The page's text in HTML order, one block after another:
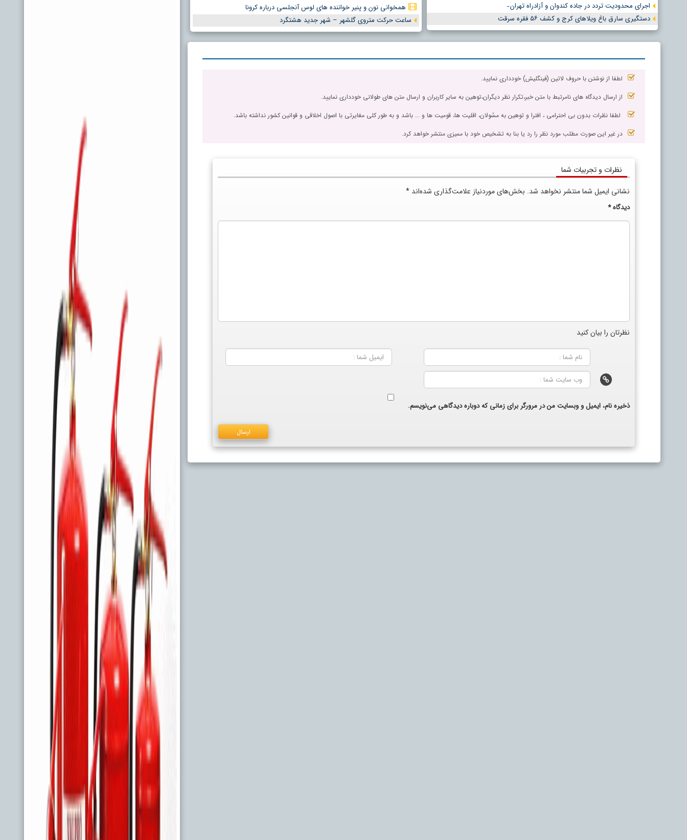
اجرای محدودیت تردد در جاده کندوان و آزادراه تهران ̵
دستگیری سارق باغ ویلاهای کرج و کشف ۵۶ فقره سرقت
همخوانی نون و پنیر خواننده های لوس آنجلسی درباره کرونا
ساعت حرکت متروی گلشهر – شهر جدید هشتگرد
لطفا از نوشتن با حروف لاتین (فینگلیش) خودداری نمایید.
از ارسال دیدگاه های نامرتبط با متن خبر،تکرار نظر دیگران،توهین به سایر کاربران و ارسال متن های طولانی خودداری نمایید.
لطفا نظرات بدون بی احترامی ، افترا و توهین به مسٔولان، اقلیت ها، قومیت ها و ... باشد و به طور کلی مغایرتی با اصول اخلاقی و قوانین کشور نداشته باشد.
در غیر این صورت مطلب مورد نظر را رد یا بنا به تشخیص خود با ممیزی منتشر خواهد کرد.
نظرات و تجربیات شما
نشانی ایمیل شما منتشر نخواهد شد. بخش‌های موردنیاز علامت‌گذاری شده‌اند *
دیدگاه*
نظرتان را بیان کنید
ذخیره نام، ایمیل و وبسایت من در مرورگر برای زمانی که دوباره دیدگاهی می‌نویسم.